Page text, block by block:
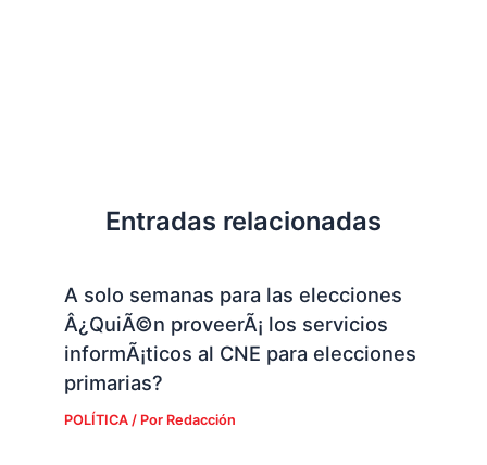
Entradas relacionadas
A solo semanas para las elecciones
Â¿QuiÃ©n proveerÃ¡ los servicios
informÃ¡ticos al CNE para elecciones
primarias?
POLÍTICA/ Por Redacción